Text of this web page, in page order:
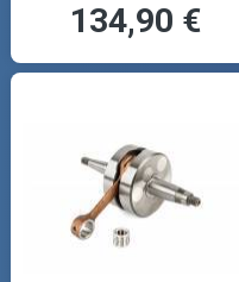
134,90 €